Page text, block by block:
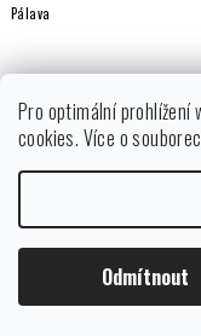
Pro optimální prohlížení
cookies. Více o
Odmítnout
Pálava
Costadil?
Nestarec